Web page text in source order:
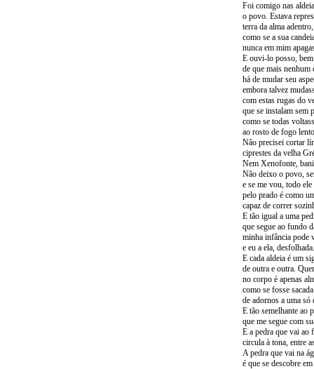
Foi comigo nas
o povo. Estava
terra da alma adentro,
como se a sua
nunca em mim
E ouvi-lo posso,
de que mais nenhum
há de mudar seu
embora talvez
com estas rugas do
que se instalam sem
como se todas
ao rosto de fogo
Não precisei cortar
ciprestes da velha
Nem Xenofonte,
Não deixo o povo,
e se me vou, todo ele
pelo prado é como
capaz de correr
E tão igual a uma
que segue ao fundo
minha infância pode
e eu a ela, desfolhada.
E cada aldeia é um
de outra e outra.
no corpo é apenas
como se fosse sacada
de adornos a uma só
E tão semelhante ao
que me segue com
E a pedra que vai ao
circula à tona, entre
A pedra que vai na
é que se descobre